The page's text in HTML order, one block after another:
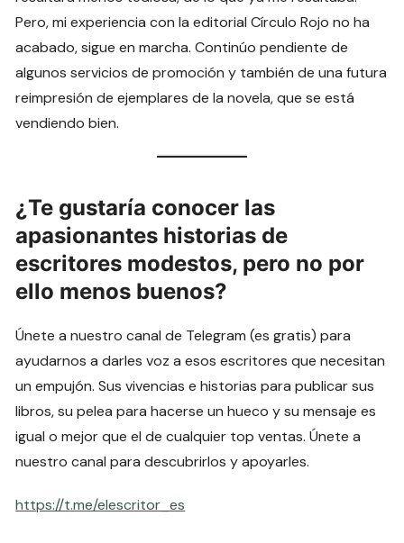
Pero, mi experiencia con la editorial Círculo Rojo no ha
acabado, sigue en marcha. Continúo pendiente de
algunos servicios de promoción y también de una futura
reimpresión de ejemplares de la novela, que se está
vendiendo bien.
¿Te gustaría conocer las
apasionantes historias de
escritores modestos, pero no por
ello menos buenos?
Únete a nuestro canal de Telegram (es gratis) para
ayudarnos a darles voz a esos escritores que necesitan
un empujón. Sus vivencias e historias para publicar sus
libros, su pelea para hacerse un hueco y su mensaje es
igual o mejor que el de cualquier top ventas. Únete a
nuestro canal para descubrirlos y apoyarles.
https://t.me/elescritor_es